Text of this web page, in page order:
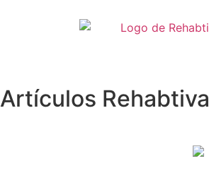
Artículos Rehabtiva